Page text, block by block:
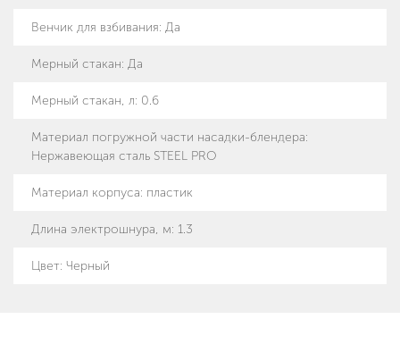
Венчик для взбивания: Да
Мерный стакан: Да
Мерный стакан, л: 0.6
Материал погружной части насадки-блендера:
Нержавеющая сталь STEEL PRO
Материал корпуса: пластик
Длина электрошнура, м: 1.3
Цвет: Черный